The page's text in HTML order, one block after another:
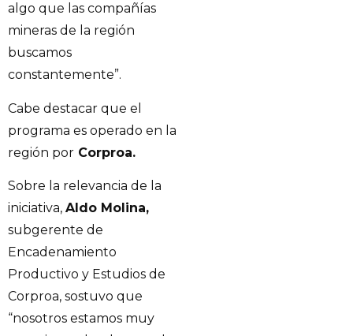
algo que las compañías
mineras de la región
buscamos
constantemente”.
Cabe destacar que el
programa es operado en la
región por Corproa.
Sobre la relevancia de la
iniciativa, Aldo Molina,
subgerente de
Encadenamiento
Productivo y Estudios de
Corproa, sostuvo que
“nosotros estamos muy